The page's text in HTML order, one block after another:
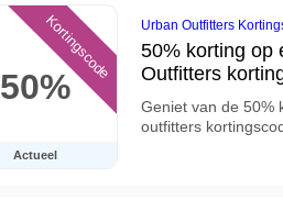
50%
Actueel
Kortingscode Urban Outfitters
50% korting op
Outfitters
Geniet van de 50%
outfitters